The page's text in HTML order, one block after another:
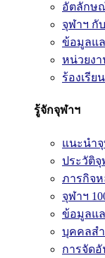
อัตลักษ
จุฬาฯ กั
ข้อมูลแ
หน่วยง
ร้องเรี
รู้จักจุฬาฯ
แนะนำ
ประวัติจุ
ภารกิจ
จุฬาฯ
ข้อมูลแ
บุคคลส
การจัด